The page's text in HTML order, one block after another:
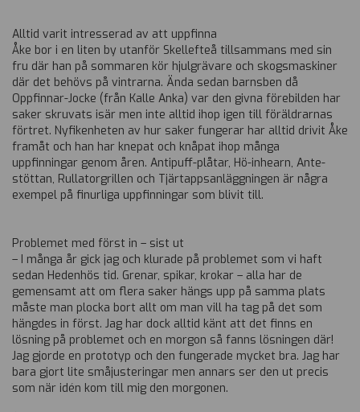
Alltid varit intresserad av att uppfinna
Åke bor i en liten by utanför Skellefteå tillsammans med sin
fru där han på sommaren kör hjulgrävare och skogsmaskiner
där det behövs på vintrarna. Ända sedan barnsben då
Oppfinnar-Jocke (från Kalle Anka) var den givna förebilden har
saker skruvats isär men inte alltid ihop igen till föräldrarnas
förtret. Nyfikenheten av hur saker fungerar har alltid drivit Åke
framåt och han har knepat och knåpat ihop många
uppfinningar genom åren. Antipuff-plåtar, Hö-inhearn, Ante-
stöttan, Rullatorgrillen och Tjärtappsanläggningen är några
exempel på finurliga uppfinningar som blivit till.
Problemet med först in – sist ut
– I många år gick jag och klurade på problemet som vi haft
sedan Hedenhös tid. Grenar, spikar, krokar – alla har de
gemensamt att om flera saker hängs upp på samma plats
måste man plocka bort allt om man vill ha tag på det som
hängdes in först. Jag har dock alltid känt att det finns en
lösning på problemet och en morgon så fanns lösningen där!
Jag gjorde en prototyp och den fungerade mycket bra. Jag har
bara gjort lite småjusteringar men annars ser den ut precis
som när idén kom till mig den morgonen.